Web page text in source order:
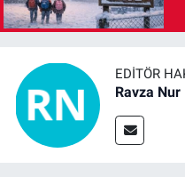
EDITÖR
Ravza